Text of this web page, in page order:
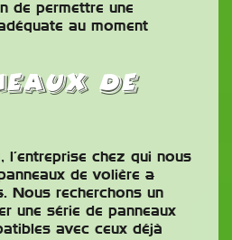
de permettre une
au moment
de
l’entreprise chez qui nous
de volière a
. Nous recherchons un
une série de panneaux
avec ceux déjà